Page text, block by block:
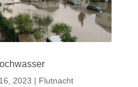
2023 | Flutnacht